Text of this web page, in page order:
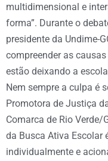
multidimensional e
forma”. Durante o
presidente da Undime-
compreender as
estão deixando a
Nem sempre a culpa é
Promotora de Justiça
Comarca de Rio Verde/
da Busca Ativa Escolar
individualmente e